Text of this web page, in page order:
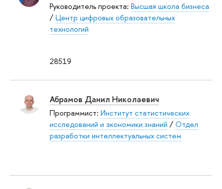
28519
Руководитель проекта: Высшая школа бизнеса
/Центр цифровых образовательных
технологий
Абрамов Данил Николаевич
Программист: Институт статистических
исследований и экономики знаний /Отдел
разработки интеллектуальных систем